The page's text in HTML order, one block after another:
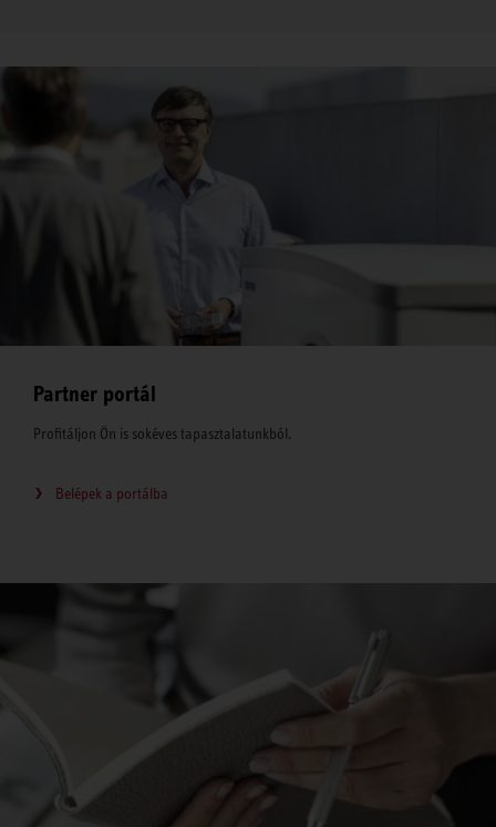
Partner portál
Profitáljon Ön is sokéves tapasztalatunkból.
Belépek a portálba